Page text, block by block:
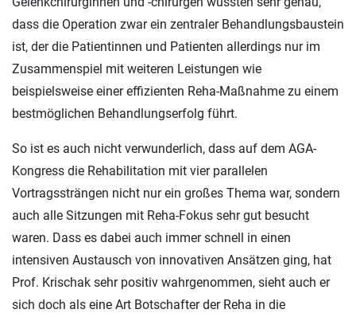
dass die Operation zwar ein zentraler Behandlungsbaustein
ist, der die Patientinnen und Patienten allerdings nur im
Zusammenspiel mit weiteren Leistungen wie
beispielsweise einer effizienten Reha-Maßnahme zu einem
bestmöglichen Behandlungserfolg führt.
So ist es auch nicht verwunderlich, dass auf dem AGA-
Kongress die Rehabilitation mit vier parallelen
Vortragssträngen nicht nur ein großes Thema war, sondern
auch alle Sitzungen mit Reha-Fokus sehr gut besucht
waren. Dass es dabei auch immer schnell in einen
intensiven Austausch von innovativen Ansätzen ging, hat
Prof. Krischak sehr positiv wahrgenommen, sieht auch er
sich doch als eine Art Botschafter der Reha in die